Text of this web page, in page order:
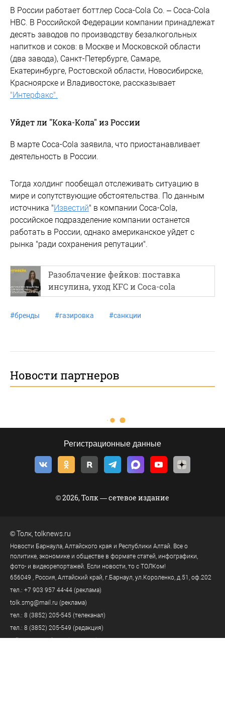
В России работает боттлер Coca-Cola Co. – Coca-Cola
HBC. В Российской Федерации компании принадлежат
десять заводов по производству безалкогольных
напитков и соков: в Москве и Московской области
(два завода), Санкт-Петербурге, Самаре,
Екатеринбурге, Ростовской области, Новосибирске,
Красноярске и Владивостоке, рассказывает
"Интерфакс".
Уйдет ли "Кока-Кола" из России
В марте Coca-Cola заявила, что приостанавливает
деятельность в России.
Тогда холдинг пообещал отслеживать ситуацию в
мире и сопутствующие обстоятельства. По данным
источника "Известий" в компании Coca-Cola,
российское подразделение компании останется
работать в России, однако американское уйдет с
рынка "ради сохранения репутации".
Разоблачение фейков: поставка
инсулина, уход KFC и Соса-cola
#бренды #газировка #санкции
Новости партнеров
Регистрационные данные
© 2026, Толк — сетевое издание
©Толк tolknews.ru
Новости Барнаула, Алтайского края и Республики Алтай. Все о
политике, экономике и обществе в формате статей, инфографики,
фото- и видеорепортажей. Если новости, то с ТОЛКом!
656049
, Россия, Алтайский край, г. Барнаул ул.Короленко, д.51, оф.202
тел.: +7 903 957 44-44 (реклама)
tolk.smg@mail.ru (реклама)
тел.: 8 (3852) 205-545 (телеканал)
тел.: 8 (3852) 205-549 (редакция)
tolknews@yandex.ru(редакция)